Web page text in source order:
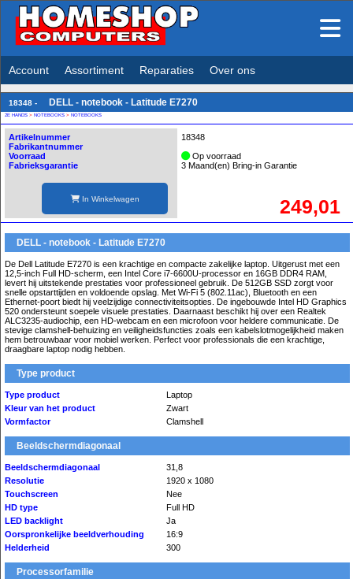
Account Assortiment Reparaties Over ons
18348 - DELL - notebook - Latitude E7270
2E HANDS > NOTEBOOKS > NOTEBOOKS
Artikelnummer
Fabrikantnummer
Voorraad
Fabrieksgarantie
In Winkelwagen
18348
Op voorraad
3 Maand(en) Bring-in Garantie
249,01
DELL - notebook - Latitude E7270
De Dell Latitude E7270 is een krachtige en compacte zakelijke laptop. Uitgerust met een
12,5-inch Full HD-scherm, een Intel Core i7-6600U-processor en 16GB DDR4 RAM,
levert hij uitstekende prestaties voor professioneel gebruik. De 512GB SSD zorgt voor
snelle opstarttijden en voldoende opslag. Met Wi-Fi 5 (802.11ac), Bluetooth en een
Ethernet-poort biedt hij veelzijdige connectiviteitsopties. De ingebouwde Intel HD Graphics
520 ondersteunt soepele visuele prestaties. Daarnaast beschikt hij over een Realtek
ALC3235-audiochip, een HD-webcam en een microfoon voor heldere communicatie. De
stevige clamshell-behuizing en veiligheidsfuncties zoals een kabelslotmogelijkheid maken
hem betrouwbaar voor mobiel werken. Perfect voor professionals die een krachtige,
draagbare laptop nodig hebben.
Type product
Type product
Laptop
Kleur van het product
Zwart
Vormfactor
Clamshell
Beeldschermdiagonaal
Beeldschermdiagonaal
31,8
Resolutie
1920 x 1080
Touchscreen
Nee
HD type
Full HD
LED backlight
Ja
Oorspronkelijke beeldverhouding
16:9
Helderheid
300
Processorfamilie